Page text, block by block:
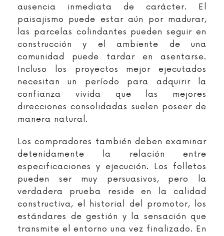
ausencia inmediata de carácter. El
paisajismo puede estar aún por madurar,
las parcelas colindantes pueden seguir en
construcción y el ambiente de una
comunidad puede tardar en asentarse.
Incluso los proyectos mejor ejecutados
necesitan un período para adquirir la
confianza vivida que las mejores
direcciones consolidadas suelen poseer de
manera natural.
Los compradores también deben examinar
detenidamente la relación entre
especificaciones y ejecución. Los folletos
pueden ser muy persuasivos, pero la
verdadera prueba reside en la calidad
constructiva, el historial del promotor, los
estándares de gestión y la sensación que
transmite el entorno una vez finalizado. En